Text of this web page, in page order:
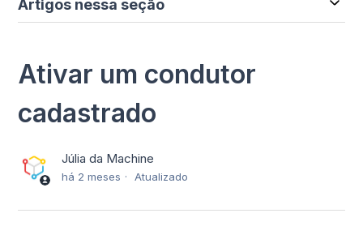
Artigos nessa seção
Ativar um condutor
cadastrado
Júlia da Machine
há 2 meses Atualizado